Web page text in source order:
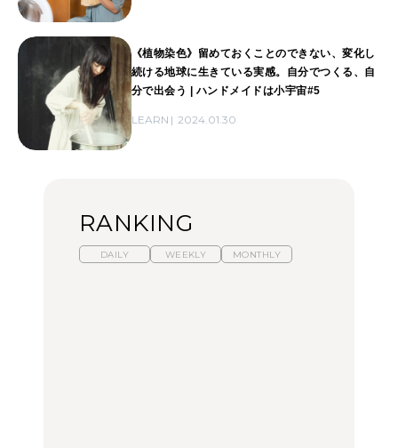
《植物染色》留めておくことのできない、変化し
続ける地球に生きている実感。自分でつくる、自
分で出会う | ハンドメイドは小宇宙#5
LEARN 2024.01.30
RANKING
DAILY WEEKLY MONTHLY